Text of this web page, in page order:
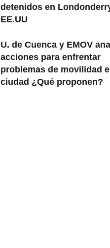
detenidos en
EE.UU
U. de Cuenca y EMOV
acciones para enfrentar
problemas de movilidad
ciudad ¿Qué proponen?